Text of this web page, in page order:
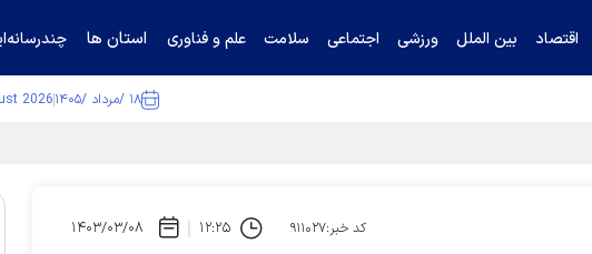
اقتصاد بین الملل ورزشی اجتماعی سلامت علم و فناوری استان ها
۱۸ /مرداد /۱۴۰۵ 2026
کد خبر:۹۱۱۰۲۷ ۱۲:۲۵ ۱۴۰۳/۰۳/۰۸